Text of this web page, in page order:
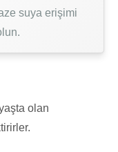
suya erişimi
olan